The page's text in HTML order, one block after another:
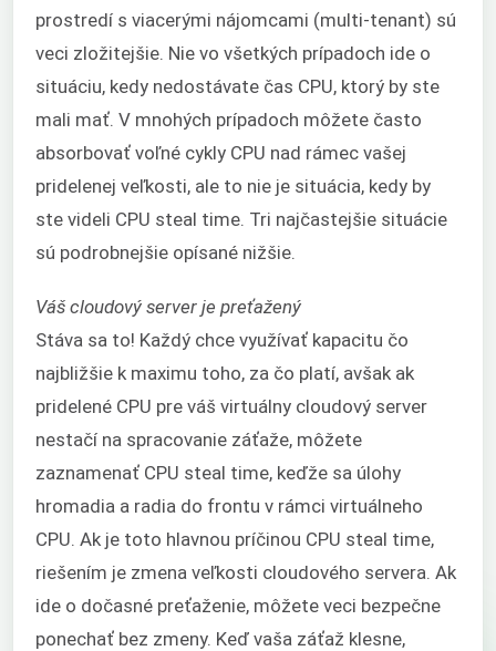
prostredí s viacerými nájomcami (multi-tenant) sú
veci zložitejšie. Nie vo všetkých prípadoch ide o
situáciu, kedy nedostávate čas CPU, ktorý by ste
mali mať. V mnohých prípadoch môžete často
absorbovať voľné cykly CPU nad rámec vašej
pridelenej veľkosti, ale to nie je situácia, kedy by
ste videli CPU steal time. Tri najčastejšie situácie
sú podrobnejšie opísané nižšie.
Váš cloudový server je preťažený
Stáva sa to! Každý chce využívať kapacitu čo
najbližšie k maximu toho, za čo platí, avšak ak
pridelené CPU pre váš virtuálny cloudový server
nestačí na spracovanie záťaže, môžete
zaznamenať CPU steal time, keďže sa úlohy
hromadia a radia do frontu v rámci virtuálneho
CPU. Ak je toto hlavnou príčinou CPU steal time,
riešením je zmena veľkosti cloudového servera. Ak
ide o dočasné preťaženie, môžete veci bezpečne
ponechať bez zmeny. Keď vaša záťaž klesne,